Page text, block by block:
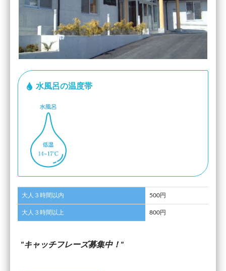
水風呂の温度帯
大人３時間以内 500円
大人３時間以上 800円
キャッチフレーズ募集中！